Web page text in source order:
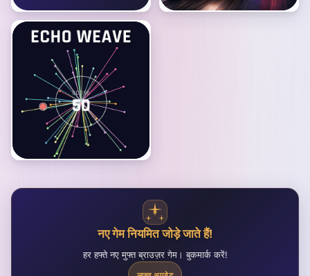
नए गेम नियमित जोड़े जाते हैं!
हर हफ्ते नए मुफ्त ब्राउज़र गेम। बुकमार्क करें!